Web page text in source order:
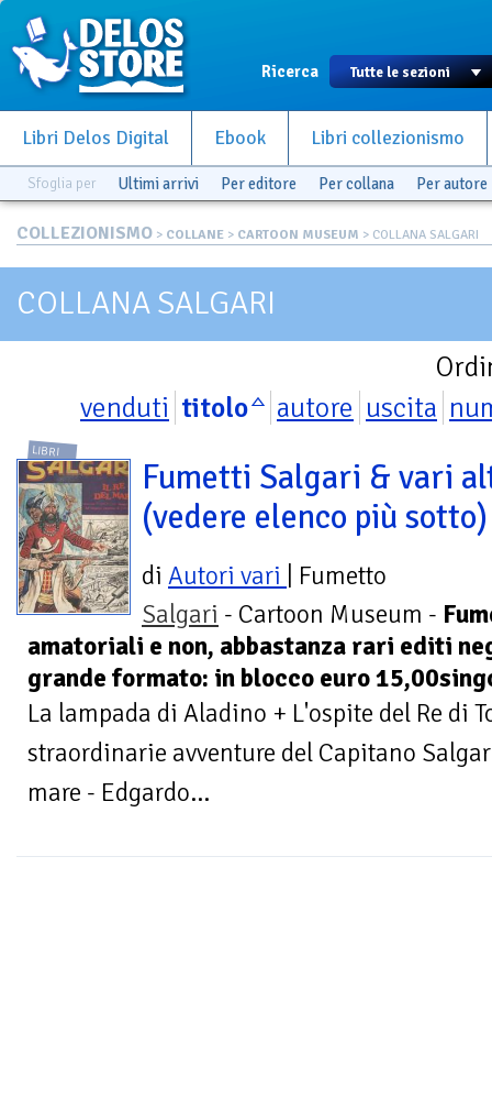
Ricerca
Libri Delos Digital Ebook Libri collezionismo
Sfoglia per Ultimi arrivi Per editore Per collana Per autore
COLLEZIONISMO > COLLANE > CARTOON MUSEUM > COLLANA SALGARI
COLLANA SALGARI
venduti titolo autore uscita
LIBRI
Fumetti Salgari & vari
(vedere elenco più sotto)
di Autori vari
| Fumetto
Salgari - Cartoon Museum -
amatoriali e non, abbastanza rari editi
grande formato: in blocco euro
La lampada di Aladino + L'ospite del Re di
straordinarie avventure del Capitano
mare - Edgardo...